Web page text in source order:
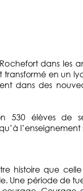
dans les
transformé en un
dans des
530 élèves de
l’enseignement
histoire que
Une période de